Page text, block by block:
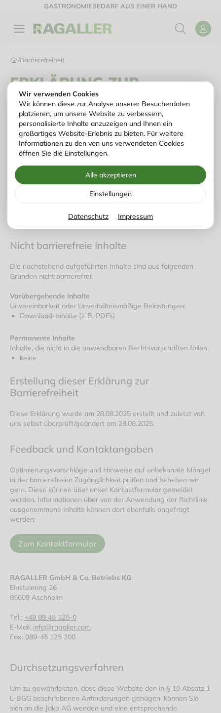
Wir verwenden Cookies
Wir können diese zur Analyse unserer Besucherdaten
platzieren, um unsere Website zu verbessern,
personalisierte Inhalte anzuzeigen und Ihnen ein
großartiges Website-Erlebnis zu bieten. Für weitere
Informationen zu den von uns verwendeten Cookies
öffnen Sie die Einstellungen.
Alle akzeptieren
Einstellungen
Datenschutz Impressum
GASTRONOMIEBEDARF AUS EINER HAND
/Barrierefreiheit
ERKLÄRUNG ZUR
BARRIEREFREIHEIT
Erklärung zur Barrierefreiheit
RAGALLER GmbH & Co. Betriebs KG ist bemüht, seine
Website im Einklang mit den nationalen Rechtsvorschriften zur
Umsetzung der Richtlinie (EU) 2016/2102 des Europäischen
Parlaments und des Rates barrierefrei zugänglich zu machen.
Diese Erklärung zur Barrierefreiheit gilt den Webauftritt unter
www.ragaller.com. Die Website ist vollständig mit der EU-
Richtlinie 2102 vereinbar, mit Ausnahme nachfolgender Inhalte:
Nicht barrierefreie Inhalte
Die nachstehend aufgeführten Inhalte sind aus folgenden
Gründen nicht barrierefrei:
Vorübergehende Inhalte ​​​​​​
Unvereinbarkeit oder Unverhältnismäßige Belastungen:
Download-Inhalte (z. B. PDFs)
Permanente Inhalte
Inhalte, die nicht in die anwendbaren Rechtsvorschriften fallen:
keine
Erstellung dieser Erklärung zur
Barrierefreiheit
Diese Erklärung wurde am 28.08.2025 erstellt und zuletzt von
uns selbst überprüft/geändert am 28.08.2025.
Feedback und Kontaktangaben
Optimierungsvorschläge und Hinweise auf unbekannte Mängel
in der barrierefreien Zugänglichkeit prüfen und beheben wir
gern. Diese können über unser Kontaktformular gemeldet
werden. Informationen über von der Anwendung der Richtlinie
ausgenommene Inhalte können dort ebenfalls angefragt
werden.
Zum Kontaktformular
RAGALLER GmbH & Co. Betriebs KG
Einsteinring 26
85609 Aschheim
Tel.: +49 89 45 125-0
E-Mail: info@ragaller.com
Fax: 089-45 125 200
Durchsetzungsverfahren
Um zu gewährleisten, dass diese Website den in § 10 Absatz 1
L-BGG beschriebenen Anforderungen genügen, können Sie
sich an die Jako AG wenden und eine entsprechende